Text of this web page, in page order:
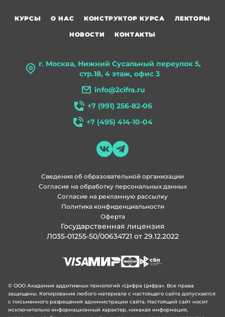
г. Москва, Нижний Сусальный переулок 5,
стр.18, 4 этаж, офис 3
info@2cifra.ru
+7 (991) 256-82-06
+7 (495) 414-10-04
КУРСЫ О НАС КОНСТРУКТОР КУРСА
ЛЕКТОРЫ
НОВОСТИ
КОНТАКТЫ
Политика конфиденциальности
Согласие на рекламную рассылку
Согласие на обработку персональных данных
Сведения об образовательной организации
Оферта
Государственная лицензия
Л035-01255-50/00634721 от 29.12.2022
© ООО Академия аддитивных технологий «Цифра Цифра». Все права
защищены. Копирование любого материала с настоящего сайта допускается
с письменного разрешения администрации сайта. Настоящий сайт носит
исключительно информационный характер, никакая информация,